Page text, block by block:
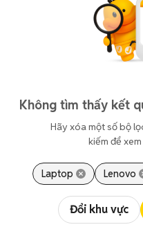
Không tìm thấy kết
Hãy xóa một số bộ
kiếm để
Laptop Lenovo
Đổi khu vực